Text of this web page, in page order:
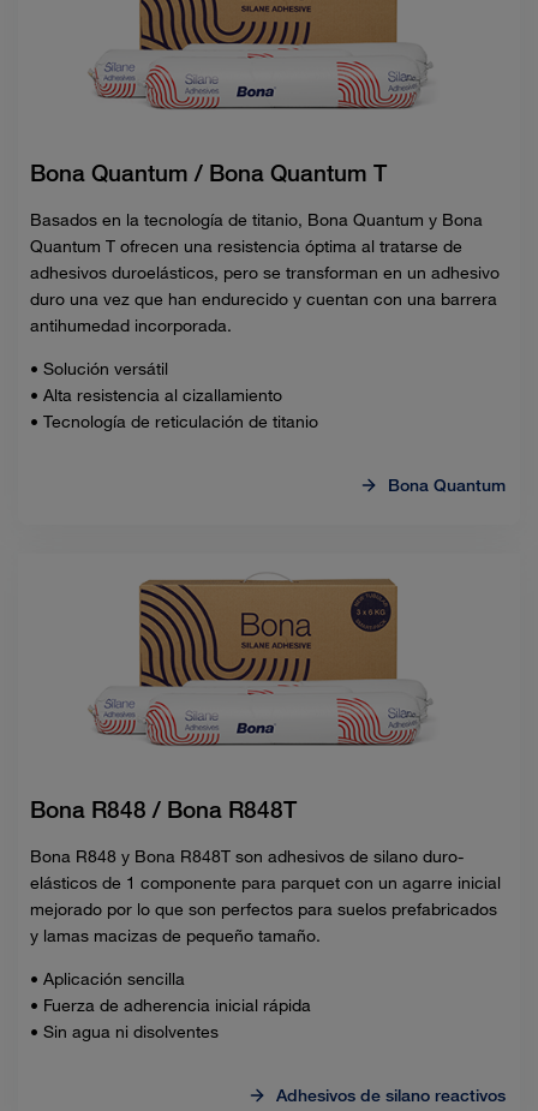
Bona Quantum / Bona Quantum T
Basados en la tecnología de titanio, Bona Quantum y Bona
Quantum T ofrecen una resistencia óptima al tratarse de
adhesivos duroelásticos, pero se transforman en un adhesivo
duro una vez que han endurecido y cuentan con una barrera
antihumedad incorporada.
• Solución versátil
• Alta resistencia al cizallamiento
• Tecnología de reticulación de titanio
Bona Quantum
Bona R848 / Bona R848T
Bona R848 y Bona R848T son adhesivos de silano duro-
elásticos de 1 componente para parquet con un agarre inicial
mejorado por lo que son perfectos para suelos prefabricados
y lamas macizas de pequeño tamaño.
• Aplicación sencilla
• Fuerza de adherencia inicial rápida
• Sin agua ni disolventes
Adhesivos de silano reactivos